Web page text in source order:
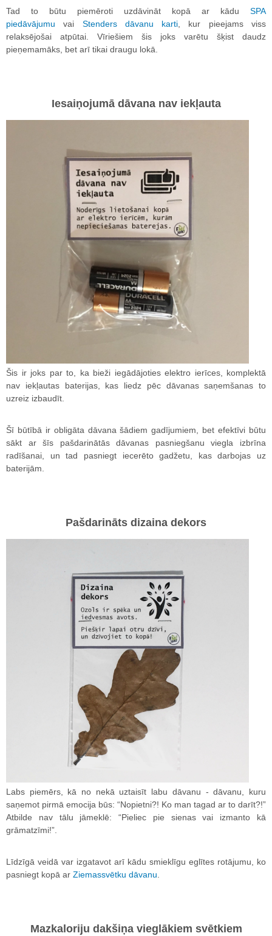
Tad to būtu piemēroti uzdāvināt kopā ar kādu SPA
piedāvājumu vai Stenders dāvanu karti, kur pieejams viss
relaksējošai atpūtai. Vīriešiem šis joks varētu šķist daudz
pieņemamāks, bet arī tikai draugu lokā.
Iesaiņojumā dāvana nav iekļauta
Šis ir joks par to, ka bieži iegādājoties elektro ierīces, komplektā
nav iekļautas baterijas, kas liedz pēc dāvanas saņemšanas to
uzreiz izbaudīt.
Šī būtībā ir obligāta dāvana šādiem gadījumiem, bet efektīvi būtu
sākt ar šīs pašdarinātās dāvanas pasniegšanu viegla izbrīna
radīšanai, un tad pasniegt iecerēto gadžetu, kas darbojas uz
baterijām.
Pašdarināts dizaina dekors
Labs piemērs, kā no nekā uztaisīt labu dāvanu - dāvanu, kuru
saņemot pirmā emocija būs: “Nopietni?! Ko man tagad ar to darīt?!”
Atbilde nav tālu jāmeklē: “Pieliec pie sienas vai izmanto kā
grāmatzīmi!”.
Līdzīgā veidā var izgatavot arī kādu smieklīgu eglītes rotājumu, ko
pasniegt kopā ar Ziemassvētku dāvanu.
Mazkaloriju dakšiņa vieglākiem svētkiem